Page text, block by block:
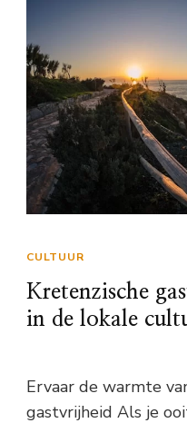
CULTUUR
Kretenzische
in de lokale
Ervaar de warmte
gastvrijheid Als je